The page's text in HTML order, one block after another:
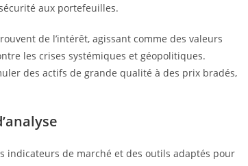
aux portefeuilles.
de l’intérêt, agissant comme des valeurs
les crises systémiques et géopolitiques.
des actifs de grande qualité à des prix bradés,
indicateurs de marché et des outils adaptés pour